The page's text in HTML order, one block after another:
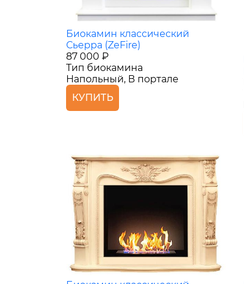
Биокамин классический
Сьерра (ZeFire)
87 000 ₽
Тип биокамина
Напольный, В портале
КУПИТЬ